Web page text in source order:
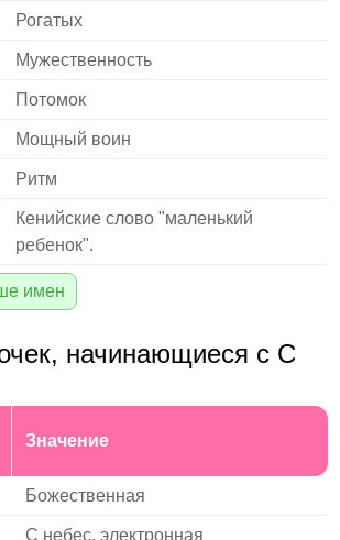
Рогатых
Мужественность
Потомок
Мощный воин
Ритм
Кенийские слово "маленький
ребенок".
имен
начинающиеся с C
Значение
Божественная
С небес, электронная